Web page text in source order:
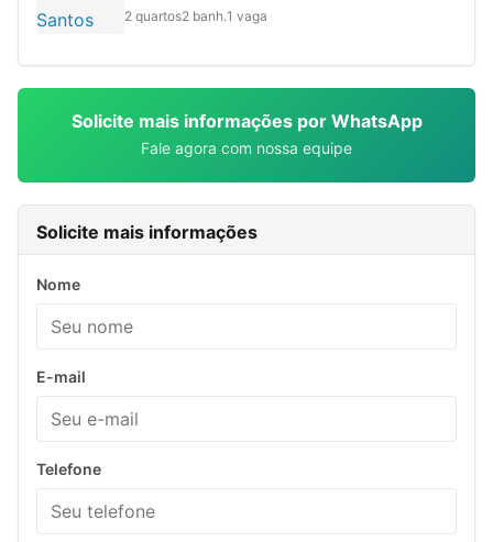
2 quartos2 banh.1 vaga
Solicite mais informações por WhatsApp
Fale agora com nossa equipe
Solicite mais informações
Nome
E-mail
Telefone